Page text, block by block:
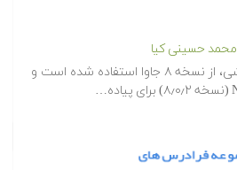
محمد حسینی کیا
در این مجموعه آموزشی، از نسخه ۸ جاوا استفاده شده است و